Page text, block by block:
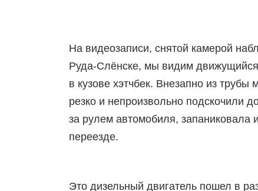
На видеозаписи, снятой камерой
Руда-Слёнске, мы видим
в кузове хэтчбек. Внезапно из
резко и непроизвольно подскочили
за рулем автомобиля,
переезде.
Это дизельный двигатель пошел в